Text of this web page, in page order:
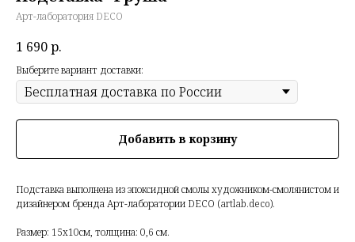
Арт-лаборатория DECO
1 690р.
Выберите вариант доставки:
Добавить в корзину
Подставка выполнена из эпоксидной смолы художником-смолянистом и
дизайнером бренда Арт-лаборатории DECO (artlab.deco).
Размер: 15х10см, толщина: 0,6 см.